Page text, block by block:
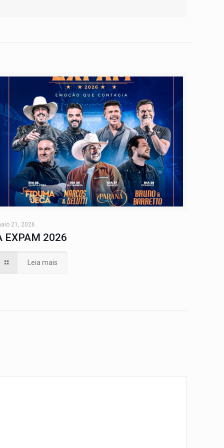
21, 2026
EXPAM 2026
Leia mais